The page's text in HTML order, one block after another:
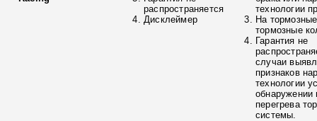
распространяется
Дисклеймер
технологии
На
тормозные
Гарантия не
случаи
признаков
технологии
обнаружении
перегрева
системы.